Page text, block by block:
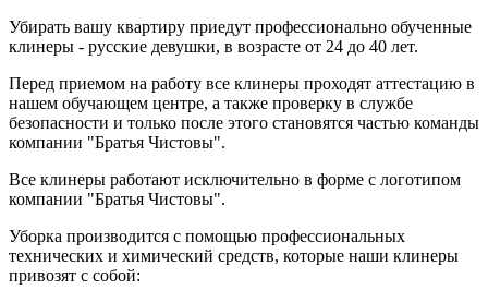
Убирать вашу квартиру приедут профессионально обученные
клинеры - русские девушки, в возрасте от 24 до 40 лет.
Перед приемом на работу все клинеры проходят аттестацию в
нашем обучающем центре, а также проверку в службе
безопасности и только после этого становятся частью команды
компании "Братья Чистовы".
Все клинеры работают исключительно в форме с логотипом
компании "Братья Чистовы".
Уборка производится с помощью профессиональных
технических и химический средств, которые наши клинеры
привозят с собой: